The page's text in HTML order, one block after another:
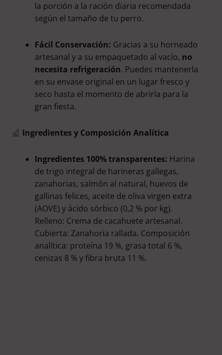
la porción a la ración diaria recomendada
según el tamaño de tu perro.
Fácil Conservación: Gracias a su horneado
artesanal y a su empaquetado al vacío, no
necesita refrigeración. Puedes mantenerla
en su envase original en un lugar fresco y
seco hasta el momento de abrirla para la
gran fiesta.
Ingredientes y Composición Analítica
Ingredientes 100% transparentes: Harina
de trigo integral de harineras gallegas,
zanahorias, salmón al natural, huevos de
gallinas felices, aceite de oliva virgen extra
(AOVE) y ácido sórbico (0,2 % por kg).
Relleno: Crema de cacahuete artesanal.
Cubierta: Zanahoria rallada. Composición
analítica: proteína 19 %, grasa total 6 %,
cenizas 8 % y fibra bruta 11 %.